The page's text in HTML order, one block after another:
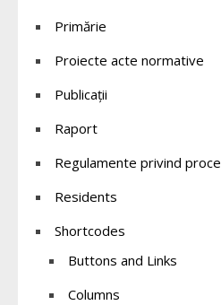
Primărie
Proiecte acte normative
Publicații
Raport
Regulamente privind
Residents
Shortcodes
Buttons and Links
Columns